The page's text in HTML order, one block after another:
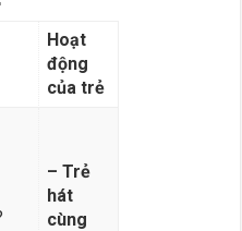
Hoạt
động
của trẻ
– Trẻ
hát
cùng